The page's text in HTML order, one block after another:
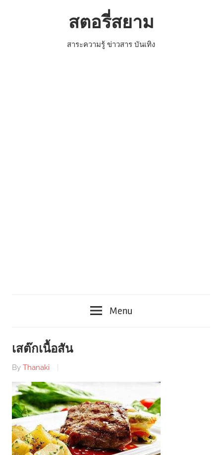
สตอรี่สยาม
สาระความรู้ ข่าวสาร บันเทิง
Menu
เสต๊กเนื้อสัน
By Thanaki